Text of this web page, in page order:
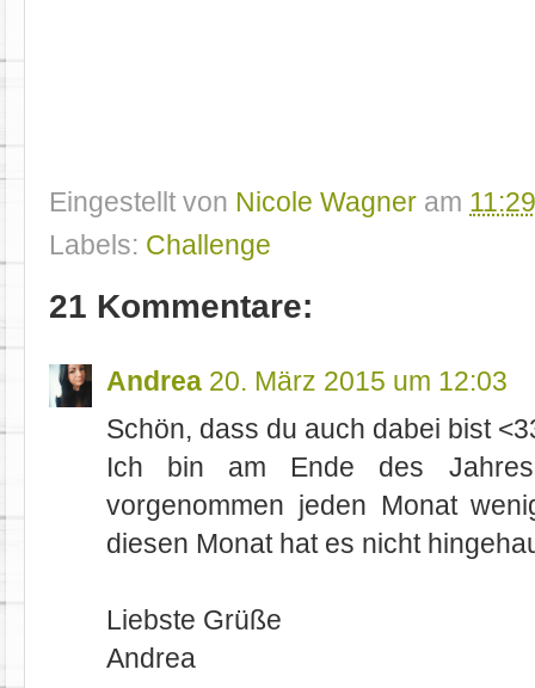
Eingestellt von Nicole Wagner am
Labels: Challenge
21 Kommentare:
Andrea 20. März 2015 um 12:03
Schön, dass du auch dabei bist
Ich bin am Ende des
vorgenommen jeden Monat
diesen Monat hat es nicht
Liebste Grüße
Andrea